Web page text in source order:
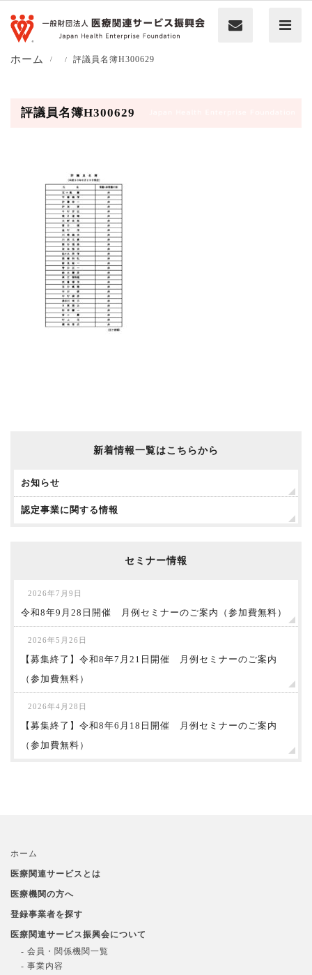
ホーム 評議員名簿H300629
評議員名簿H300629
新着情報一覧はこちらから
お知らせ
認定事業に関する情報
セミナー情報
2026年7月9日
令和8年9月28日開催 月例セミナーのご案内（参加費無料）
2026年5月26日
【募集終了】令和8年7月21日開催 月例セミナーのご案内
（参加費無料）
2026年4月28日
【募集終了】令和8年6月18日開催 月例セミナーのご案内
（参加費無料）
ホーム
医療関連サービスとは
医療機関の方へ
登録事業者を探す
医療関連サービス振興会について
- 会員・関係機関一覧
- 事業内容